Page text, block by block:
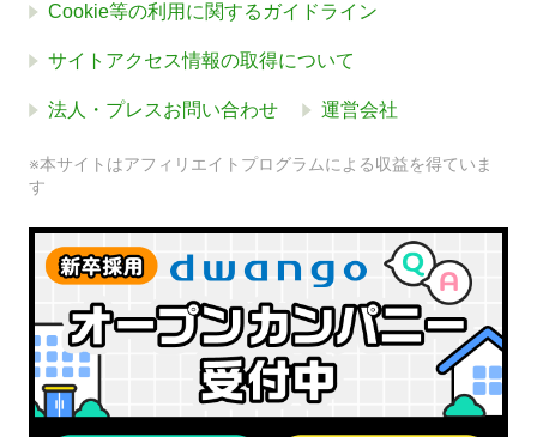
Cookie等の利用に関するガイドライン
サイトアクセス情報の取得について
法人・プレスお問い合わせ 運営会社
※本サイトはアフィリエイトプログラムによる収益を得ていま
す